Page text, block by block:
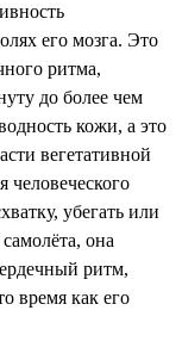
его мозга. Это
ритма,
до более чем
кожи, а это
вегетативной
человеческого
убегать или
она
ритм,
время как его